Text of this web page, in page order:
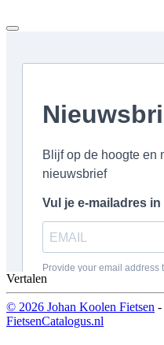
Vertalen
© 2026 Johan Koolen Fietsen -
FietsenCatalogus.nl